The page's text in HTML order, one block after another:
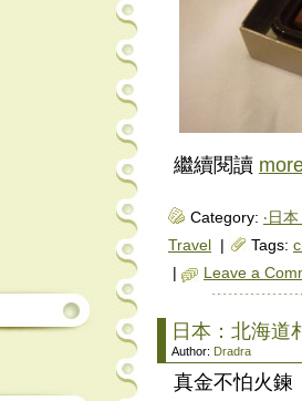
繼續閱讀
Category: ‧日
Travel
Tags:
Leave a
日本：北海道
Author: Dradra
真金不怕火鍊